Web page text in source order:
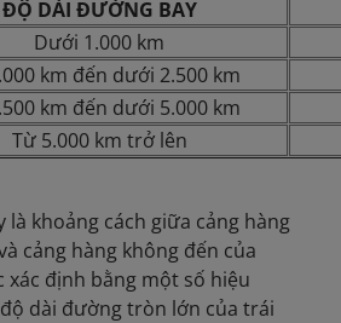
ĐỘ DÀI ĐƯỜNG BAY
Dưới 1.000 km
km đến dưới 2.500 km
km đến dưới 5.000 km
Từ 5.000 km trở lên
khoảng cách giữa cảng hàng
cảng hàng không đến của
xác định bằng một số hiệu
dài đường tròn lớn của trái